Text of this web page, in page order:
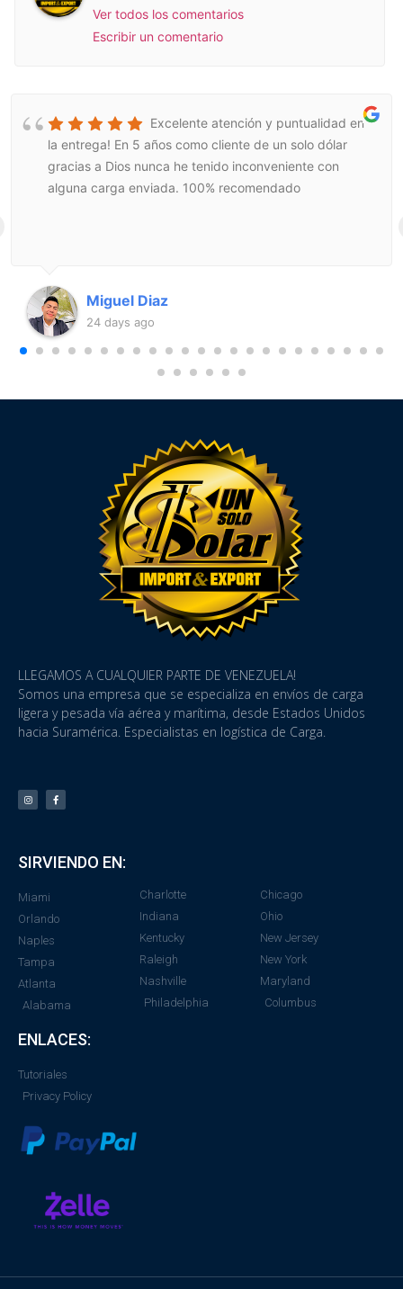
Ver todos los comentarios
Escribir un comentario
Excelente atención y puntualidad en
la entrega! En 5 años como cliente de un solo dólar
gracias a Dios nunca he tenido inconveniente con
alguna carga enviada. 100% recomendado
Miguel Diaz
24 days ago
LLEGAMOS A CUALQUIER PARTE DE VENEZUELA!
Somos una empresa que se especializa en envíos de carga
ligera y pesada vía aérea y marítima, desde Estados Unidos
hacia Suramérica. Especialistas en logística de Carga.
SIRVIENDO EN:
Miami
Orlando
Naples
Tampa
Atlanta
Alabama
ENLACES:
Tutoriales
Privacy Policy
Charlotte
Indiana
Kentucky
Raleigh
Nashville
Philadelphia
Chicago
Ohio
New Jersey
New York
Maryland
Columbus